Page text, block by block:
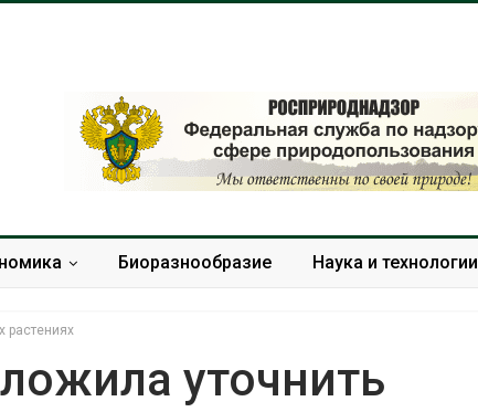
Биоразнообразие Наука и технологии
растениях
уточнить